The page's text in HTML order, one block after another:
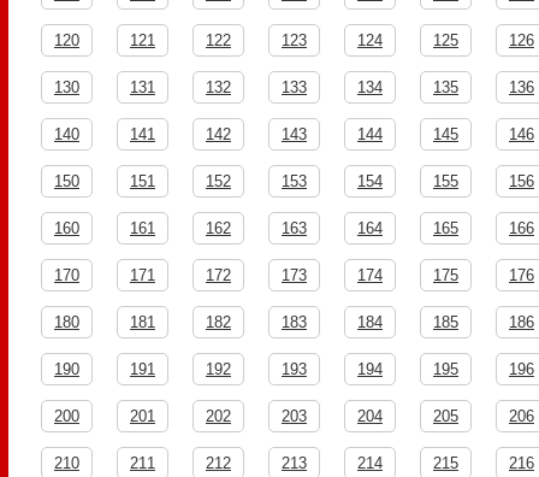
120 121 122 123 124 125 126
130 131 132 133 134 135 136
140 141 142 143 144 145 146
150 151 152 153 154 155 156
160 161 162 163 164 165 166
170 171 172 173 174 175 176
180 181 182 183 184 185 186
190 191 192 193 194 195 196
200 201 202 203 204 205 206
210 211 212 213 214 215 216